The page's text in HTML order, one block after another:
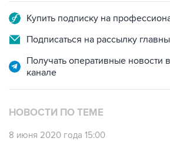
Подписаться на рассылку
Получать оперативные новости
НОВОСТИ ПО ТЕМЕ
8 июня 2020 года 15:00